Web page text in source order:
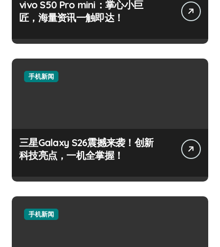
vivo S50 Pro mini：掌心小巨
匠，海量资讯一触即达！
手机新闻
三星Galaxy S26震撼来袭！创新
科技亮点，一机全掌握！
手机新闻